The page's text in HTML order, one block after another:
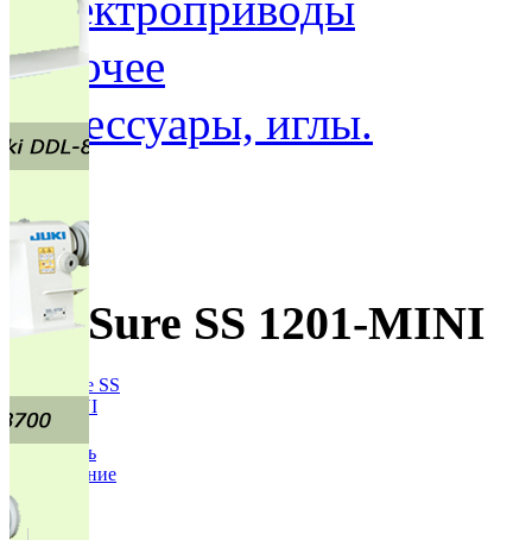
Прочее
Аксессуары, иглы.
SunSure SS 1201-MINI
Увеличить
изображение